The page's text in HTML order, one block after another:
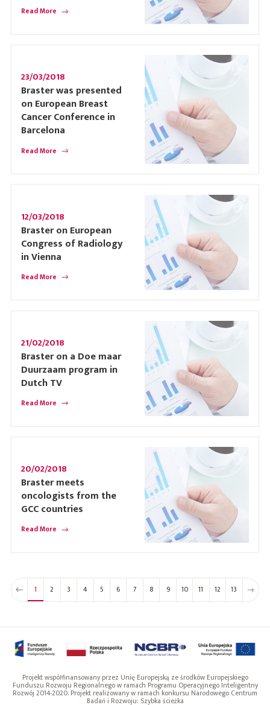
Read More
23/03/2018
Braster was presented
on European Breast
Cancer Conference in
Barcelona
Read More
12/03/2018
Braster on European
Congress of Radiology
in Vienna
Read More
21/02/2018
Braster on a Doe maar
Duurzaam program in
Dutch TV
Read More
20/02/2018
Braster meets
oncologists from the
GCC countries
Read More
1 2 3 4 5 6 7 8 9 10 11 12 13
Projekt współfinansowany przez Unię Europejską ze środków Europejskiego
Funduszu Rozwoju Regionalnego w ramach Programu Operacyjnego Inteligentny
Rozwój 2014-2020. Projekt realizowany w ramach konkursu Narodowego Centrum
Badań i Rozwoju: Szybka ścieżka